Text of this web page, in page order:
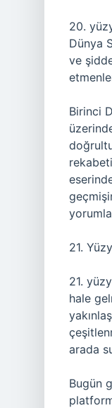
20.
Dünya
ve
Birinci
21.
21.
hale
arada
Bugün